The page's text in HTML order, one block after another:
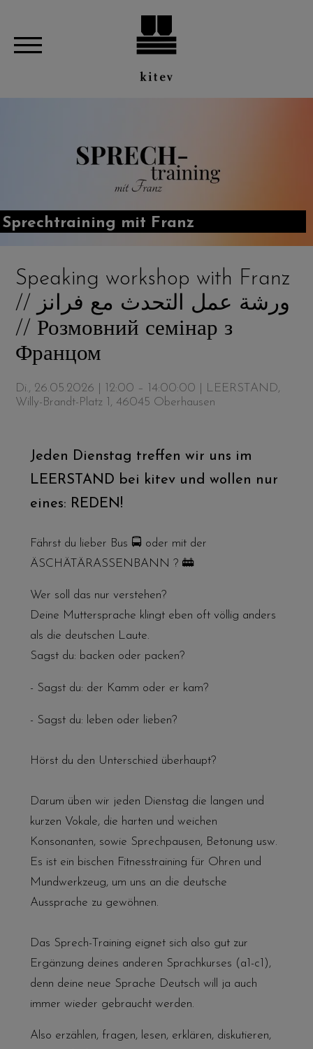
Sprechtraining mit Franz
Speaking workshop with Franz
// ورشة عمل التحدث مع فرانز
// Розмовний семінар з
Францом
Di., 26.05.2026 | 12:00 – 14:00:00 | LEERSTAND,
Willy-Brandt-Platz 1, 46045 Oberhausen
Jeden Dienstag treffen wir uns im
LEERSTAND bei kitev und wollen nur
eines: REDEN!
Fährst du lieber Bus 🚍 oder mit der
ÄSCHÄTÄRASSENBANN ? 🚋
Wer soll das nur verstehen?
Deine Muttersprache klingt eben oft völlig anders
als die deutschen Laute.
Sagst du: backen oder packen?
- Sagst du: der Kamm oder er kam?
- Sagst du: leben oder lieben?
Hörst du den Unterschied überhaupt?
Darum üben wir jeden Dienstag die langen und
kurzen Vokale, die harten und weichen
Konsonanten, sowie Sprechpausen, Betonung usw.
Es ist ein bischen Fitnesstraining für Ohren und
Mundwerkzeug, um uns an die deutsche
Aussprache zu gewöhnen.
Das Sprech-Training eignet sich also gut zur
Ergänzung deines anderen Sprachkurses (a1-c1),
denn deine neue Sprache Deutsch will ja auch
immer wieder gebraucht werden.
Also erzählen, fragen, lesen, erklären, diskutieren,